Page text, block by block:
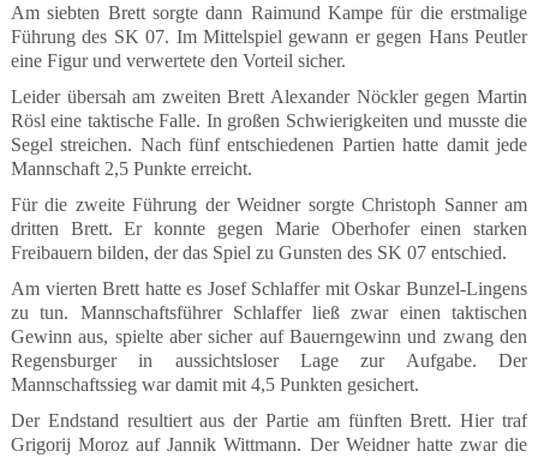
Am siebten Brett sorgte dann Raimund Kampe für die erstmalige
Führung des SK 07. Im Mittelspiel gewann er gegen Hans Peutler
eine Figur und verwertete den Vorteil sicher.
Leider übersah am zweiten Brett Alexander Nöckler gegen Martin
Rösl eine taktische Falle. In großen Schwierigkeiten und musste die
Segel streichen. Nach fünf entschiedenen Partien hatte damit jede
Mannschaft 2,5 Punkte erreicht.
Für die zweite Führung der Weidner sorgte Christoph Sanner am
dritten Brett. Er konnte gegen Marie Oberhofer einen starken
Freibauern bilden, der das Spiel zu Gunsten des SK 07 entschied.
Am vierten Brett hatte es Josef Schlaffer mit Oskar Bunzel-Lingens
zu tun. Mannschaftsführer Schlaffer ließ zwar einen taktischen
Gewinn aus, spielte aber sicher auf Bauerngewinn und zwang den
Regensburger in aussichtsloser Lage zur Aufgabe. Der
Mannschaftssieg war damit mit 4,5 Punkten gesichert.
Der Endstand resultiert aus der Partie am fünften Brett. Hier traf
Grigorij Moroz auf Jannik Wittmann. Der Weidner hatte zwar die